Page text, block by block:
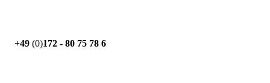
+49 (0)172 - 80 75 78 6